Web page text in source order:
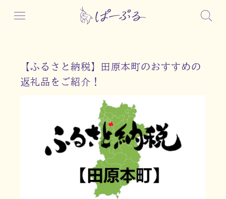
【ふるさと納税】田原本町のおすすめの
返礼品をご紹介！